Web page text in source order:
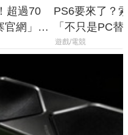
超過70
官網」危
PS6要來了？
「不只是PC
廳、進軍電競
遊戲/電競